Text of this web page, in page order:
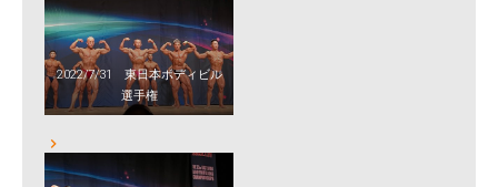
2022/7/31 東日本ボディビル
選手権